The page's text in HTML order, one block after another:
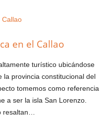
en el Callao
turístico ubicándose
la provincia constitucional del
tomemos como referencia
a ser la isla San Lorenzo.
resaltan…